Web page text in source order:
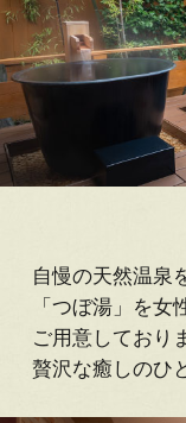
自慢の天然温泉
「つぼ湯」を女
ご用意しており
贅沢な癒しのひ